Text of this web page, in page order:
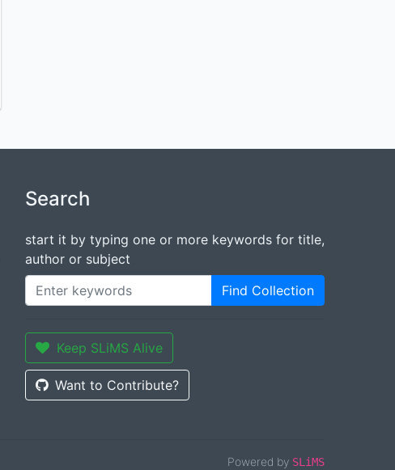
Search
start it by typing one or more keywords for title,
author or subject
Find Collection
Keep SLiMS Alive
Want to Contribute?
Powered by SLiMS